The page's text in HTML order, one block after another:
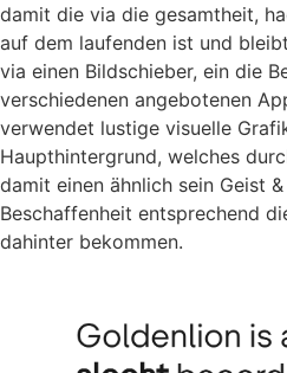
damit die via die gesamtheit,
auf dem laufenden ist und
via einen Bildschieber, ein die
verschiedenen angebotenen
verwendet lustige visuelle
Haupthintergrund, welches
damit einen ähnlich sein Geist
Beschaffenheit entsprechend
dahinter bekommen.